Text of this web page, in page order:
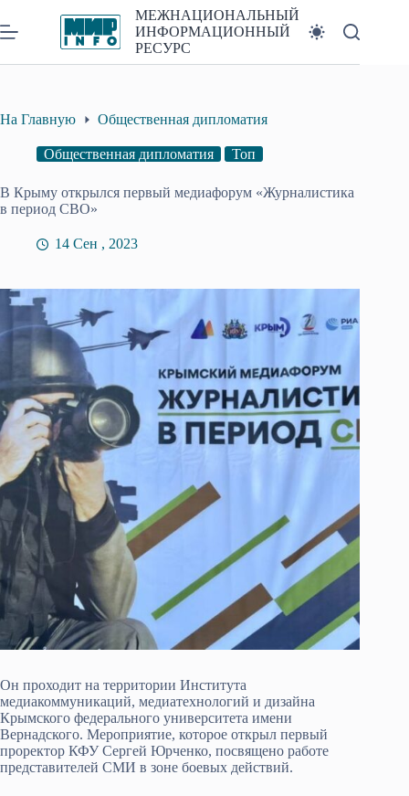
к
сути
МЕЖНАЦИОНАЛЬНЫЙ
ИНФОРМАЦИОННЫЙ
РЕСУРС
На Главную Общественная дипломатия
Общественная дипломатия Топ
В Крыму открылся первый медиафорум «Журналистика
в период СВО»
14 Сен , 2023
Он проходит на территории Института
медиакоммуникаций, медиатехнологий и дизайна
Крымского федерального университета имени
Вернадского. Мероприятие, которое открыл первый
проректор КФУ Сергей Юрченко, посвящено работе
представителей СМИ в зоне боевых действий.